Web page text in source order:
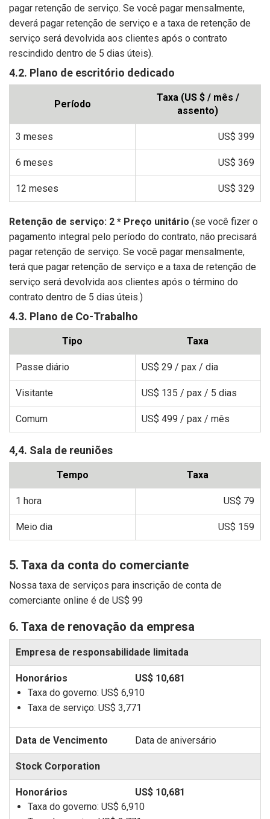
pagar retenção de serviço. Se você pagar mensalmente,
deverá pagar retenção de serviço e a taxa de retenção de
serviço será devolvida aos clientes após o contrato
rescindido dentro de 5 dias úteis).
4.2. Plano de escritório dedicado
Período
Taxa (US $ / mês /
assento)
3 meses US$ 399
6 meses US$ 369
12 meses US$ 329
Retenção de serviço: 2 * Preço unitário (se você fizer o
pagamento integral pelo período do contrato, não precisará
pagar retenção de serviço. Se você pagar mensalmente,
terá que pagar retenção de serviço e a taxa de retenção de
serviço será devolvida aos clientes após o término do
contrato dentro de 5 dias úteis.)
4.3. Plano de Co-Trabalho
Tipo Taxa
Passe diário US$ 29 / pax / dia
Visitante US$ 135 / pax / 5 dias
Comum US$ 499 / pax / mês
4,4. Sala de reuniões
Tempo Taxa
1 hora US$ 79
Meio dia US$ 159
5. Taxa da conta do comerciante
Nossa taxa de serviços para inscrição de conta de
comerciante online é de US$ 99
6. Taxa de renovação da empresa
Empresa de responsabilidade limitada
US$ 10,681
Taxa do governo: US$ 6,910
Taxa de serviço: US$ 3,771
Data de aniversário
Stock Corporation
US$ 10,681
Taxa do governo: US$ 6,910